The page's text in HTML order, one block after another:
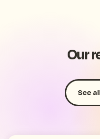
Our
See